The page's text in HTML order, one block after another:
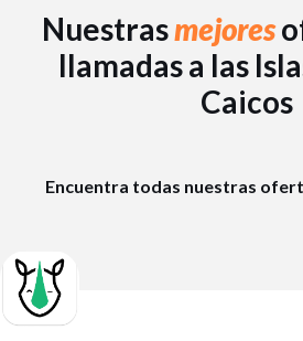
Nuestrasmejores
llamadas a las
Caicos
Encuentra todas nuestras